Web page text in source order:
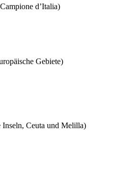
d’Italia)
Gebiete)
Inseln, Ceuta und Melilla)